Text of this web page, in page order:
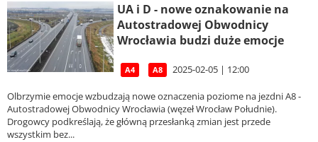
UA i D - nowe oznakowanie na
Autostradowej Obwodnicy
Wrocławia budzi duże emocje
A4 A8 2025-02-05 | 12:00
Olbrzymie emocje wzbudzają nowe oznaczenia poziome na jezdni A8 -
Autostradowej Obwodnicy Wrocławia (węzeł Wrocław Południe).
Drogowcy podkreślają, że główną przesłanką zmian jest przede
wszystkim bez...